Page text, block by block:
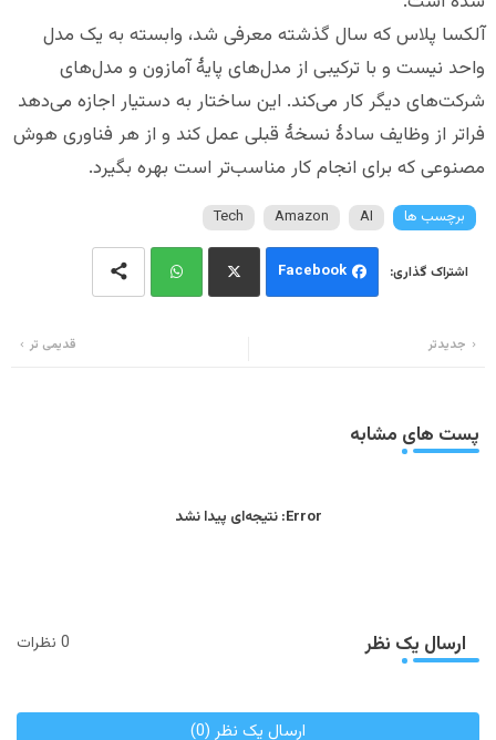
آلکسا پلاس که سال گذشته معرفی شد، وابسته به یک مدل
واحد نیست و با ترکیبی از مدل‌های پایهٔ آمازون و مدل‌های
شرکت‌های دیگر کار می‌کند. این ساختار به دستیار اجازه می‌دهد
فراتر از وظایف سادهٔ نسخهٔ قبلی عمل کند و از هر فناوری هوش
مصنوعی که برای انجام کار مناسب‌تر است بهره بگیرد.
برچسب ها AI
Amazon
Tech
Facebook
جدیدتر قدیمی تر
پست های مشابه
Error: نتیجه‌ای پیدا نشد
ارسال یک نظر 0 نظرات
ارسال یک نظر (0)